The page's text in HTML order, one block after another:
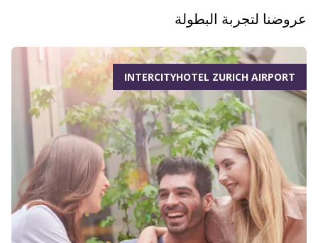
عروضنا لتجربة البطولة
INTERCITYHOTEL ZURICH AIRPORT